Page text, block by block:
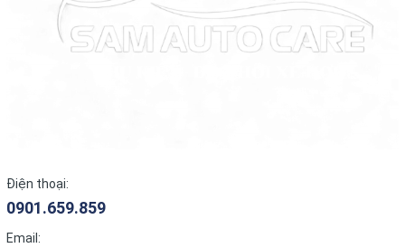
Điện thoại:
0901.659.859
Email: